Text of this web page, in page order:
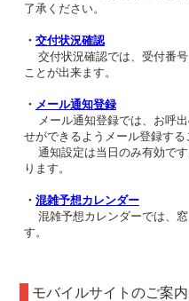
了承ください。
・ 交付状況確認
交付状況確認では、受付番
ことが出来ます。
・ メール通知登録
メール通知登録では、お呼出
せができるようメール登録する
通知設定は当日のみ有効で
ります。
・ 混雑予想カレンダー
混雑予想カレンダーでは、窓
す。
モバイルサイトのご案内